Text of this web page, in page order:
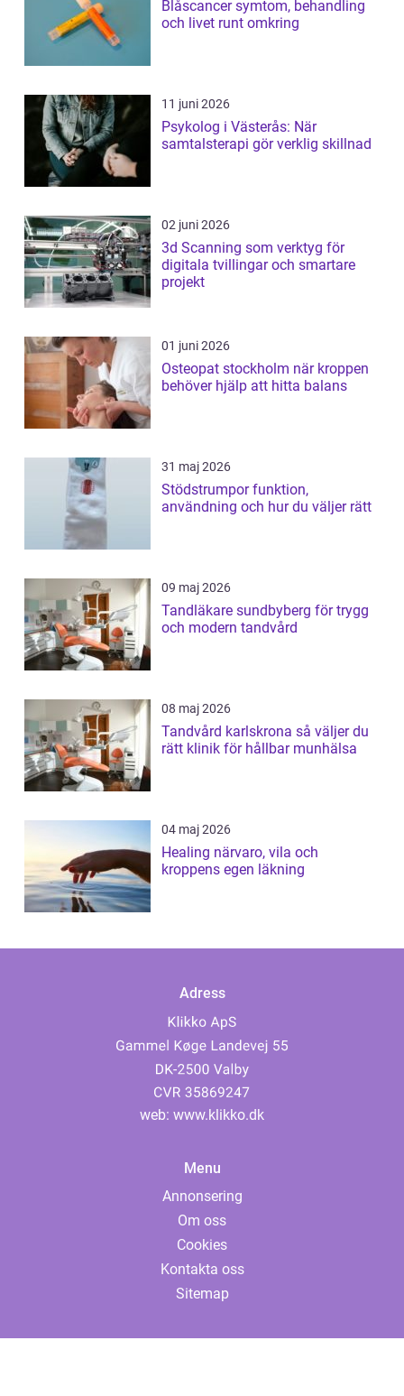
Blåscancer symtom, behandling
och livet runt omkring
11 juni 2026
Psykolog i Västerås: När
samtalsterapi gör verklig skillnad
02 juni 2026
3d Scanning som verktyg för
digitala tvillingar och smartare
projekt
01 juni 2026
Osteopat stockholm när kroppen
behöver hjälp att hitta balans
31 maj 2026
Stödstrumpor funktion,
användning och hur du väljer rätt
09 maj 2026
Tandläkare sundbyberg för trygg
och modern tandvård
08 maj 2026
Tandvård karlskrona så väljer du
rätt klinik för hållbar munhälsa
04 maj 2026
Healing närvaro, vila och
kroppens egen läkning
Adress
web: www.klikko.dk
Menu
Annonsering
Om oss
Cookies
Kontakta oss
Sitemap